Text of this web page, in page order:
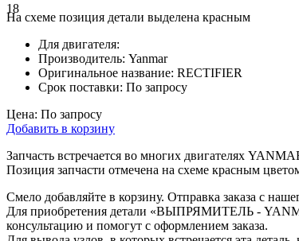
18
На схеме позиция детали выделена красным
Для двигателя:
Производитель: Yanmar
Оригинальное название: RECTIFIER
Срок поставки: По запросу
Цена: По запросу
Добавить в корзину
Запчасть встречается во многих двигателях
Позиция запчасти отмечена на схеме красным
Смело добавляйте в корзину. Отправка заказа с
Для приобретения детали «ВЫПРЯМИТЕЛЬ -
консультацию и помогут с оформлением заказа.